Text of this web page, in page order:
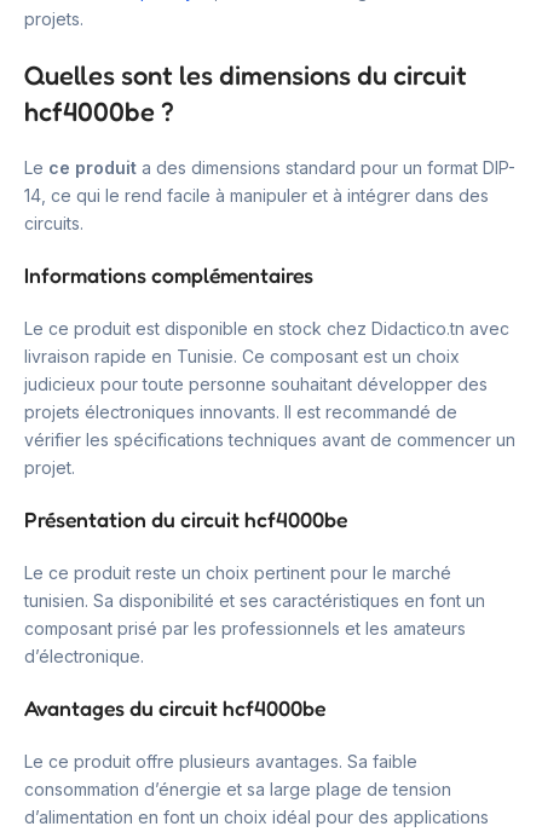
projets.
Quelles sont les dimensions du circuit
hcf4000be ?
Le ce produit a des dimensions standard pour un format DIP-
14, ce qui le rend facile à manipuler et à intégrer dans des
circuits.
Informations complémentaires
Le ce produit est disponible en stock chez Didactico.tn avec
livraison rapide en Tunisie. Ce composant est un choix
judicieux pour toute personne souhaitant développer des
projets électroniques innovants. Il est recommandé de
vérifier les spécifications techniques avant de commencer un
projet.
Présentation du circuit hcf4000be
Le ce produit reste un choix pertinent pour le marché
tunisien. Sa disponibilité et ses caractéristiques en font un
composant prisé par les professionnels et les amateurs
d’électronique.
Avantages du circuit hcf4000be
Le ce produit offre plusieurs avantages. Sa faible
consommation d’énergie et sa large plage de tension
d’alimentation en font un choix idéal pour des applications